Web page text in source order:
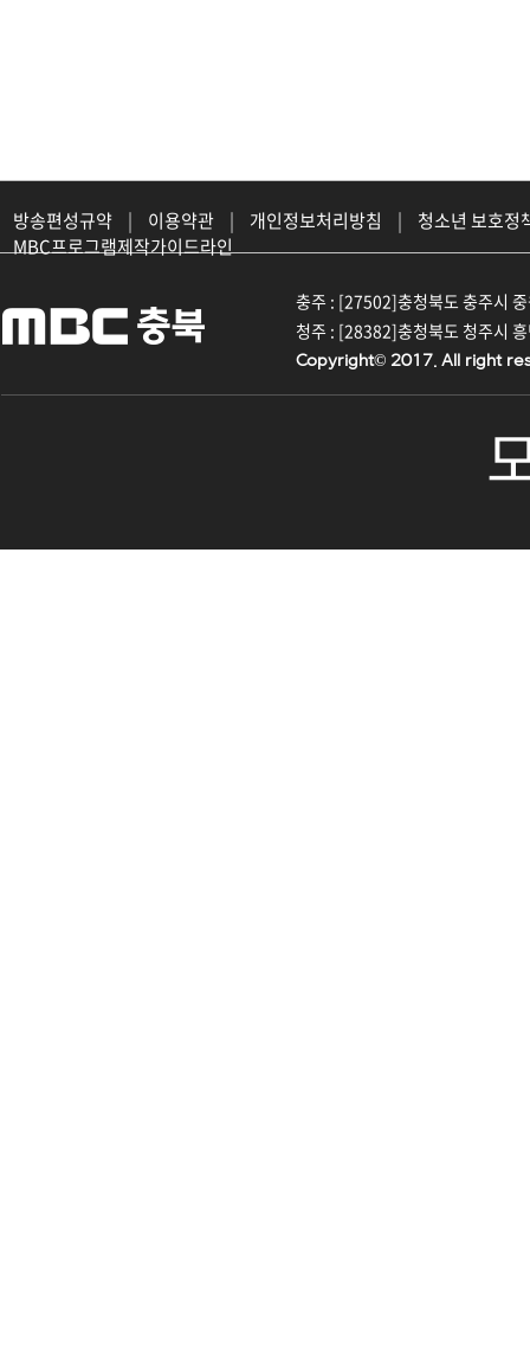
방송편성규약 | 이용약관 | 개인정보처리방침 |
청소년 보호정
MBC프로그램제작가이드라인
충주 : [27502]충청북도 충주시
청주 : [28382]충청북도 청주시
Copyright© 2017. All right